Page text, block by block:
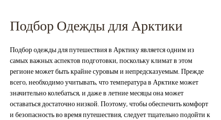
Подбор Одежды для Арктики
Подбор одежды для путешествия в Арктику является одним из
самых важных аспектов подготовки, поскольку климат в этом
регионе может быть крайне суровым и непредсказуемым. Прежде
всего, необходимо учитывать, что температура в Арктике может
значительно колебаться, и даже в летние месяцы она может
оставаться достаточно низкой. Поэтому, чтобы обеспечить комфорт
и безопасность во время путешествия, следует тщательно подойти к